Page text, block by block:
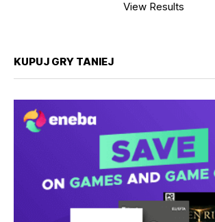
View Results
KUPUJ GRY TANIEJ